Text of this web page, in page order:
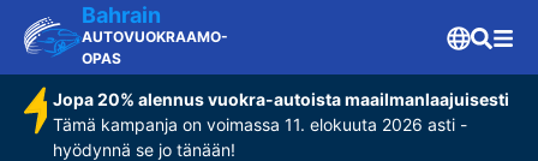
Bahrain
AUTOVUOKRAAMO-
OPAS
Jopa 20% alennus vuokra-autoista maailmanlaajuisesti
Tämä kampanja on voimassa 11. elokuuta 2026 asti -
hyödynnä se jo tänään!